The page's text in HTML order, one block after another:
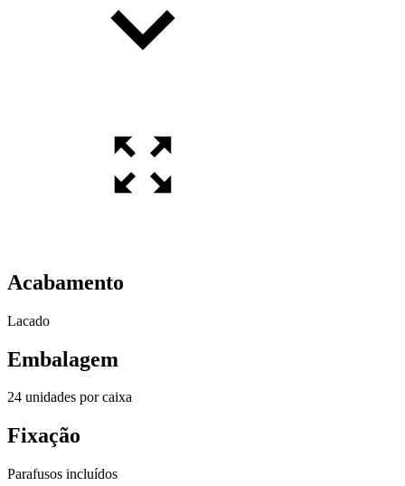
Acabamento
Lacado
Embalagem
24 unidades por caixa
Fixação
Parafusos incluídos